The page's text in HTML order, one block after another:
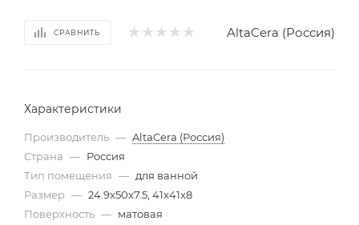
СРАВНИТЬ AltaCera (Россия)
Характеристики
Производитель — AltaCera (Россия)
Страна — Россия
Тип помещения — для ванной
Размер — 24.9x50x7.5, 41x41x8
Поверхность — матовая